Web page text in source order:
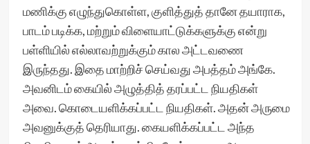
மணிக்கு எழுந்துகொள்ள, குளித்துத் தானே தயாராக,
பாடம் படிக்க, மற்றும் விளையாட்டுக்களுக்கு என்று
பள்ளியில் எல்லாவற்றுக்கும் கால அட்டவணை
இருந்தது. இதை மாற்றிச் செய்வது அபத்தம் அங்கே.
அவனிடம் கையில் அழுத்தித் தரப்பட்ட நியதிகள்
அவை. கொடையளிக்கப்பட்ட நியதிகள். அதன் அருமை
அவனுக்குத் தெரியாது. கையளிக்கப்பட்ட அந்த